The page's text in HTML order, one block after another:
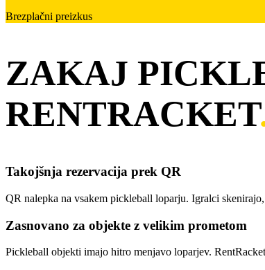
Brezplačni preizkus
ZAKAJ
RENTRACKET
Takojšnja rezervacija prek QR
QR nalepka na vsakem pickleball loparju. Igralci
Zasnovano za objekte z velikim prometom
Pickleball objekti imajo hitro menjavo loparjev.